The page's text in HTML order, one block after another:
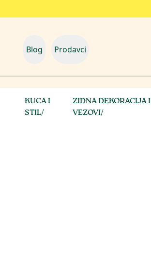
Blog Prodavci
KUCA I
STIL/
ZIDNA DEKORACIJA I
VEZOVI/